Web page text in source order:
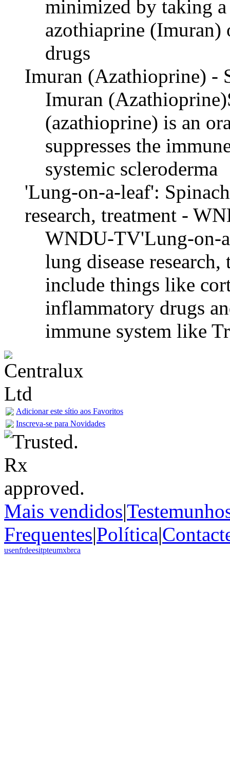
minimized by taking a
azothiaprine (Imuran)
drugs
Imuran (Azathioprine) -
Imuran
(azathioprine) is an
suppresses the
systemic scleroderma
'Lung-on-a-leaf':
research, treatment -
WNDU-TV'Lung-on-
lung disease
include things like
inflammatory drugs
immune system like
Adicionar este sítio aos Favoritos
Inscreva-se para Novidades
Mais vendidos|
Frequentes|Política|
usenfrdeesitpteumxbrca